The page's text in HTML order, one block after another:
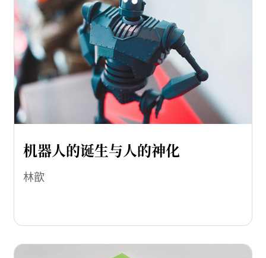
机器人的诞生与人的神化
林歆